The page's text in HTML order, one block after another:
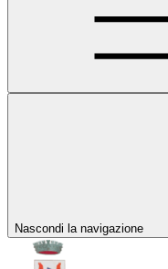
Nascondi la navigazione